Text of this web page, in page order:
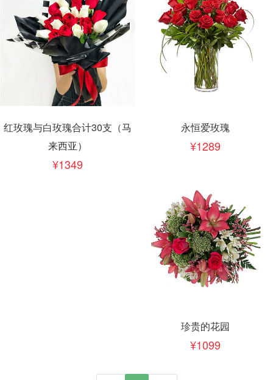
红玫瑰与白玫瑰合计30支（马
来西亚）
1349
永恒爱玫瑰
1289
珍贵的花园
1099